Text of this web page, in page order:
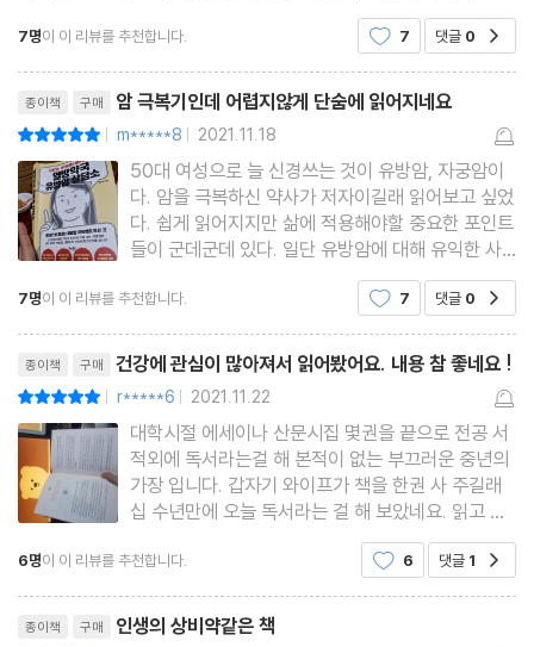
11 몸을 파괴하는 활성산소
활성산소란? | 활성산소가 많아지면 몸은 만성 염증 상태가 된다 |
항산화제의 종류와 구분
12 위의 저산증을 개선하여 소화 흡수력을 높인다
우리 몸의 적정 pH는 얼마인가? | 위의 저산증은 어떻게 해결하나?
| 암세포는 알칼리성에서 사멸된다
3장 항암 치료할 때 반드시 실천해야 할 것들
13 유방암 병기, 암 유형을 알아야 한다
유방암의 발병 이유 | 유방암 병기 구분하기 | 유방암 타입에 대한 이
해
혈액검사지 이해하기 | 체크해야 할 다른 항목들 | 만성 염증을 나타
내는 혈액검사 지표들
시 재발하거나 전이가 일어나지 않도록 관리를
7명이 이 리뷰를 추천합니다. 7 댓글 0
종이책 구매 암 극복기인데 어렵지않게 단숨에 읽어지네요
| m*****8 | 2021.11.18
50대 여성으로 늘 신경쓰는 것이 유방암, 자궁암이
다. 암을 극복하신 약사가 저자이길래 읽어보고 싶었
다. 쉽게 읽어지지만 삶에 적용해야할 중요한 포인트
들이 군데군데 있다. 일단 유방암에 대해 유익한 사
실.정보들이 많고 계속 건강을 유지해 나갈수 있는
정보들이 있어서 너무 좋다! 특히 약사님이셔서 그런
법까지 자세히 가르쳐주
7명이 이 리뷰를 추천합니다. 7 댓글 0
종이책 구매 건강에 관심이 많아져서 읽어봤어요. 내용 참 좋네요 !
| r*****6 | 2021.11.22
대학시절 에세이나 산문시집 몇권을 끝으로 전공 서
적외에 독서라는걸 해 본적이 없는 부끄러운 중년의
가장 입니다. 갑자기 와이프가 책을 한권 사 주길래
십 수년만에 오늘 독서라는 걸 해 보았네요. 읽고 나
니, 선물드리고 싶은 분이 계셔서 한권 더 주문하고
후기 먼저 남겨봐요. 간만의 독서로 눈이 쾡~ 해지
전공 분
6명이 이 리뷰를 추천합니다. 6 댓글 1
종이책 구매 인생의 상비약같은 책